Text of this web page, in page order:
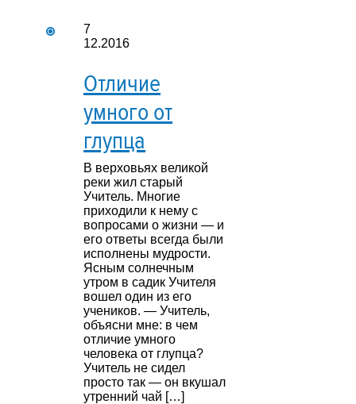
7
12.2016
Отличие
умного от
глупца
В верховьях великой
реки жил старый
Учитель. Многие
приходили к нему с
вопросами о жизни — и
его ответы всегда были
исполнены мудрости.
Ясным солнечным
утром в садик Учителя
вошел один из его
учеников. — Учитель,
объясни мне: в чем
отличие умного
человека от глупца?
Учитель не сидел
просто так — он вкушал
утренний чай […]